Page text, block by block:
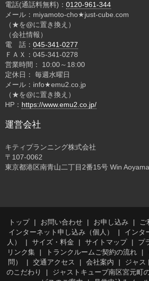
電話(通話料無料)： 0120-961-344
メール：miyamoto-cho★just-cube.com
（★を@に置き換え）
（会社情報）
電 話： 045-341-0277
ＦＡＸ：045-341-0278
営業時間： 10:00～18:00
定休日： 毎週水曜日
メール：info★emu2.co.jp
（★を@に置き換え）
HP： https://www.emu2.co.jp/
運営会社
キティプランニング株式会社
〒107-0062
東京都港区南青山二丁目2番15号 Win
トップ お問い合わせ お申し込み ご
インターネット申し込み（個人）
インタ
人）
サイズ・料金 サイトマップ
プ
リンク集
トランクルームご契約の流れ
問）
交通アクセス 会社案内
ジャス
のこだわり
ジャストキューブ南区宮元町